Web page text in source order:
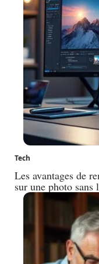
Tech
Les avantages de
sur une photo sans